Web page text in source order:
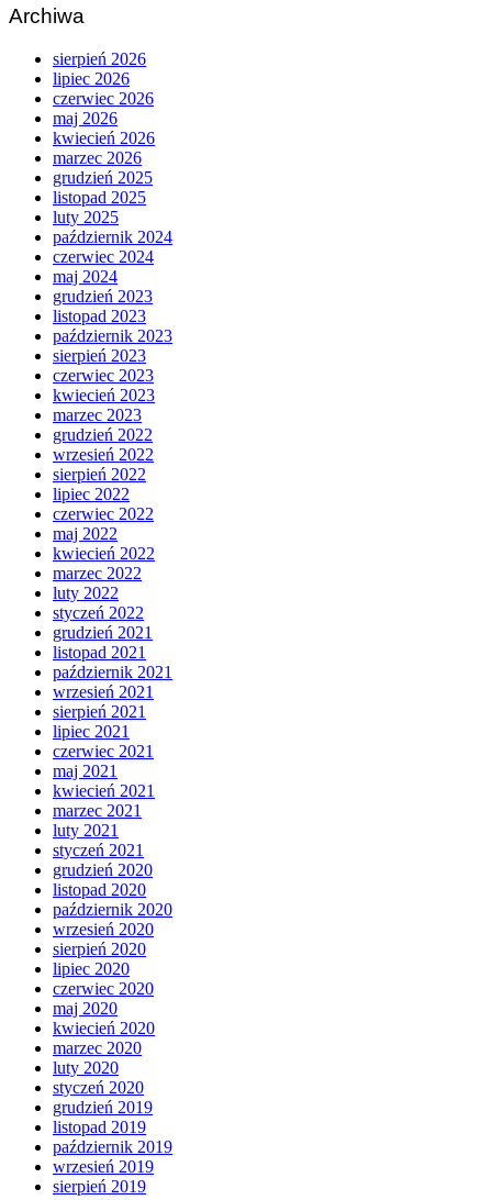
Archiwa
sierpień 2026
lipiec 2026
czerwiec 2026
maj 2026
kwiecień 2026
marzec 2026
grudzień 2025
listopad 2025
luty 2025
październik 2024
czerwiec 2024
maj 2024
grudzień 2023
listopad 2023
październik 2023
sierpień 2023
czerwiec 2023
kwiecień 2023
marzec 2023
grudzień 2022
wrzesień 2022
sierpień 2022
lipiec 2022
czerwiec 2022
maj 2022
kwiecień 2022
marzec 2022
luty 2022
styczeń 2022
grudzień 2021
listopad 2021
październik 2021
wrzesień 2021
sierpień 2021
lipiec 2021
czerwiec 2021
maj 2021
kwiecień 2021
marzec 2021
luty 2021
styczeń 2021
grudzień 2020
listopad 2020
październik 2020
wrzesień 2020
sierpień 2020
lipiec 2020
czerwiec 2020
maj 2020
kwiecień 2020
marzec 2020
luty 2020
styczeń 2020
grudzień 2019
listopad 2019
październik 2019
wrzesień 2019
sierpień 2019